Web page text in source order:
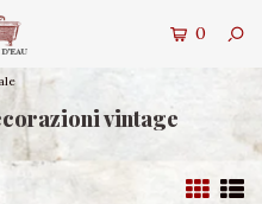
0
vintage